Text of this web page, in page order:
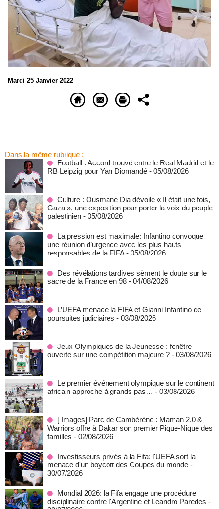
Mardi 25 Janvier 2022
Dans la même rubrique :
Football : Accord trouvé entre le Real Madrid et le
RB Leipzig pour Yan Diomandé - 05/08/2026
Culture : Ousmane Dia dévoile « Il était une fois,
Gaza », une exposition pour porter la voix du peuple
palestinien - 05/08/2026
La pression est maximale: Infantino convoque
une réunion d’urgence avec les plus hauts
responsables de la FIFA - 05/08/2026
Des révélations tardives sèment le doute sur le
sacre de la France en 98 - 04/08/2026
L’UEFA menace la FIFA et Gianni Infantino de
poursuites judiciaires - 03/08/2026
Jeux Olympiques de la Jeunesse : fenêtre
ouverte sur une compétition majeure ? - 03/08/2026
Le premier événement olympique sur le continent
africain approche à grands pas… - 03/08/2026
[ Images] Parc de Cambérène : Maman 2.0 &
Warriors offre à Dakar son premier Pique-Nique des
familles - 02/08/2026
Investisseurs privés à la Fifa: l'UEFA sort la
menace d'un boycott des Coupes du monde -
30/07/2026
Mondial 2026: la Fifa engage une procédure
disciplinaire contre l'Argentine et Leandro Paredes -